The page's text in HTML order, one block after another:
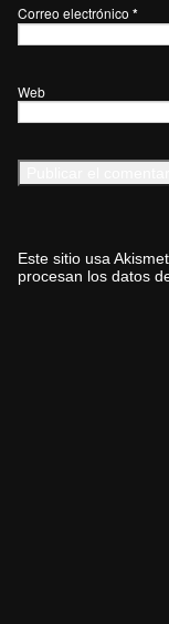
Correo electrónico *
Web
Este sitio usa
procesan los datos